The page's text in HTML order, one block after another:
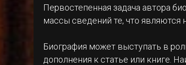
Первостепенная задача автора
массы сведений те, что являются
Биография может выступать в
дополнения к статье или книге.